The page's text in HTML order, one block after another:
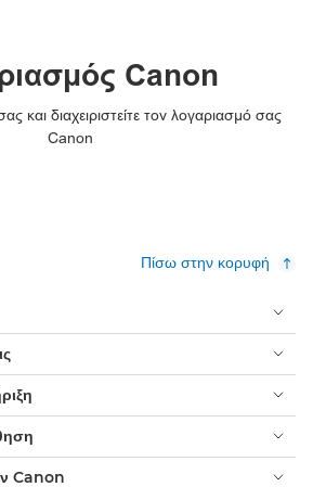
Canon
και διαχειριστείτε τον λογαριασμό σας
Canon
Πίσω στην κορυφή
Canon